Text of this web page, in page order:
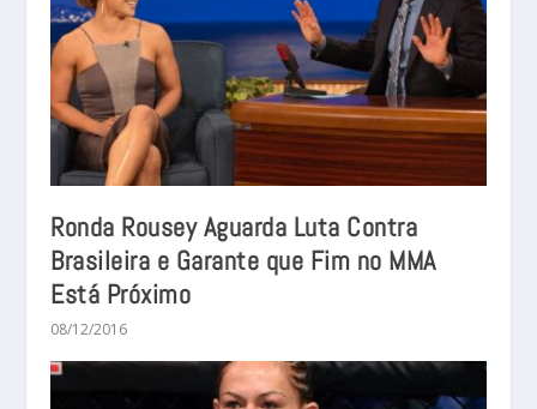
Ronda Rousey Aguarda Luta Contra
Brasileira e Garante que Fim no MMA
Está Próximo
08/12/2016